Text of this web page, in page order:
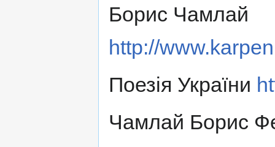
Борис Чамлай
http://
Поезія України
Чамлай Борис